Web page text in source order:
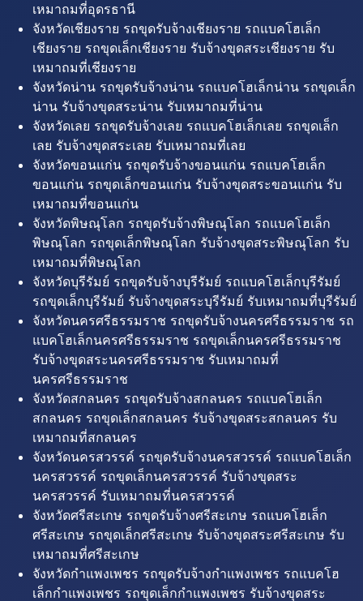
เหมาถมที่อุดรธานี
จังหวัดเชียงราย รถขุดรับจ้างเชียงราย รถแบคโฮเล็ก
เชียงราย รถขุดเล็กเชียงราย รับจ้างขุดสระเชียงราย รับ
เหมาถมที่เชียงราย
จังหวัดน่าน รถขุดรับจ้างน่าน รถแบคโฮเล็กน่าน รถขุดเล็ก
น่าน รับจ้างขุดสระน่าน รับเหมาถมที่น่าน
จังหวัดเลย รถขุดรับจ้างเลย รถแบคโฮเล็กเลย รถขุดเล็ก
เลย รับจ้างขุดสระเลย รับเหมาถมที่เลย
จังหวัดขอนแก่น รถขุดรับจ้างขอนแก่น รถแบคโฮเล็ก
ขอนแก่น รถขุดเล็กขอนแก่น รับจ้างขุดสระขอนแก่น รับ
เหมาถมที่ขอนแก่น
จังหวัดพิษณุโลก รถขุดรับจ้างพิษณุโลก รถแบคโฮเล็ก
พิษณุโลก รถขุดเล็กพิษณุโลก รับจ้างขุดสระพิษณุโลก รับ
เหมาถมที่พิษณุโลก
จังหวัดบุรีรัมย์ รถขุดรับจ้างบุรีรัมย์ รถแบคโฮเล็กบุรีรัมย์
รถขุดเล็กบุรีรัมย์ รับจ้างขุดสระบุรีรัมย์ รับเหมาถมที่บุรีรัมย์
จังหวัดนครศรีธรรมราช รถขุดรับจ้างนครศรีธรรมราช รถ
แบคโฮเล็กนครศรีธรรมราช รถขุดเล็กนครศรีธรรมราช
รับจ้างขุดสระนครศรีธรรมราช รับเหมาถมที่
นครศรีธรรมราช
จังหวัดสกลนคร รถขุดรับจ้างสกลนคร รถแบคโฮเล็ก
สกลนคร รถขุดเล็กสกลนคร รับจ้างขุดสระสกลนคร รับ
เหมาถมที่สกลนคร
จังหวัดนครสวรรค์ รถขุดรับจ้างนครสวรรค์ รถแบคโฮเล็ก
นครสวรรค์ รถขุดเล็กนครสวรรค์ รับจ้างขุดสระ
นครสวรรค์ รับเหมาถมที่นครสวรรค์
จังหวัดศรีสะเกษ รถขุดรับจ้างศรีสะเกษ รถแบคโฮเล็ก
ศรีสะเกษ รถขุดเล็กศรีสะเกษ รับจ้างขุดสระศรีสะเกษ รับ
เหมาถมที่ศรีสะเกษ
จังหวัดกำแพงเพชร รถขุดรับจ้างกำแพงเพชร รถแบคโฮ
เล็กกำแพงเพชร รถขุดเล็กกำแพงเพชร รับจ้างขุดสระ